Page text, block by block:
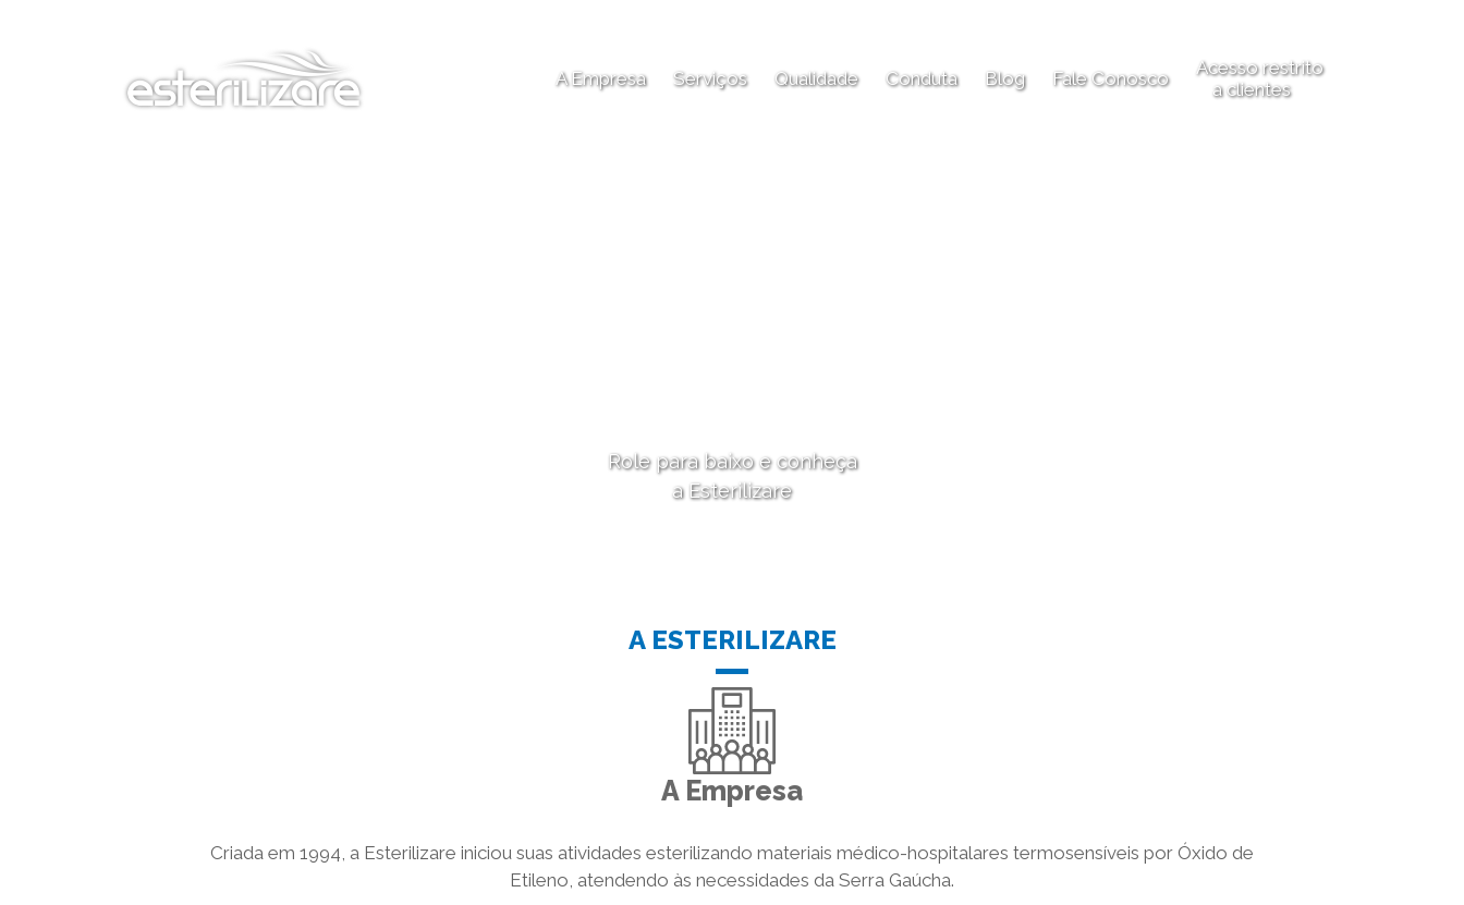
A Empresa Serviços Qualidade Conduta Blog Fale Conosco
Acesso restrito
a clientes
Role para baixo e conheça
a Esterilizare
A ESTERILIZARE
A Empresa
Criada em 1994, a Esterilizare iniciou suas atividades esterilizando materiais médico-hospitalares termosensíveis por Óxido de
Etileno, atendendo às necessidades da Serra Gaúcha.